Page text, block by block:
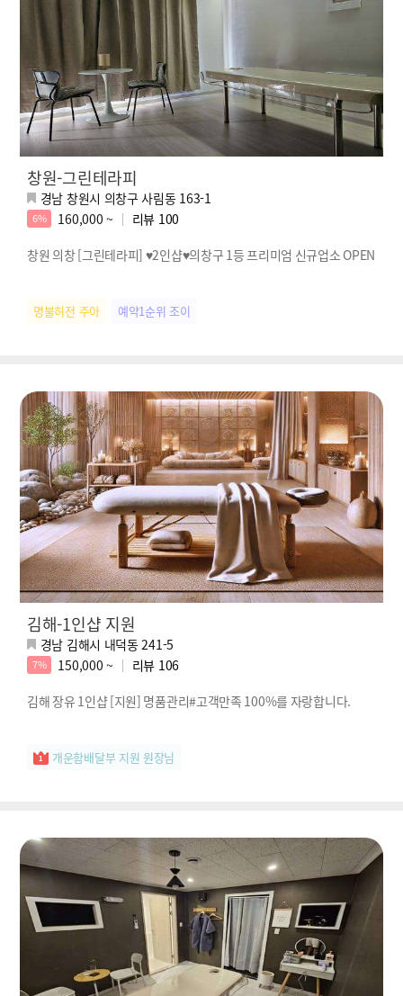
창원-그린테라피
경남 창원시 의창구 사림동 163-1
6% 160,000 ~ 리뷰 100
창원 의창 [그린테라피] ♥2인샵♥의창구 1등 프리미엄 신규업소 OPEN
명불허전 주아 예약1순위 조이
김해-1인샵 지원
경남 김해시 내덕동 241-5
7% 150,000 ~ 리뷰 106
김해 장유 1인샵 [지원] 명품관리#고객만족 100%를 자랑합니다.
개운함배달부 지원 원장님